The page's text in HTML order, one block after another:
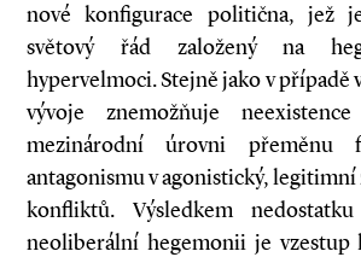
nové konfigurace politična, jež
světový řád založený na
hypervelmoci. Stejně jako v
vývoje znemožňuje
mezinárodní úrovni přeměnu
antagonismu v agonistický,
konfliktů. Výsledkem
neoliberální hegemonii je